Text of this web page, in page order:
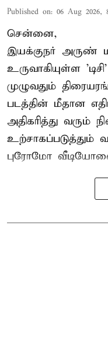
Published on: 06 Aug 2026,
சென்னை,
இயக்குநர் அருண்
உருவாகியுள்ள
முழுவதும்
படத்தின் மீதான
அதிகரித்து வரும்
உற்சாகப்படுத்தும்
புரோமோ